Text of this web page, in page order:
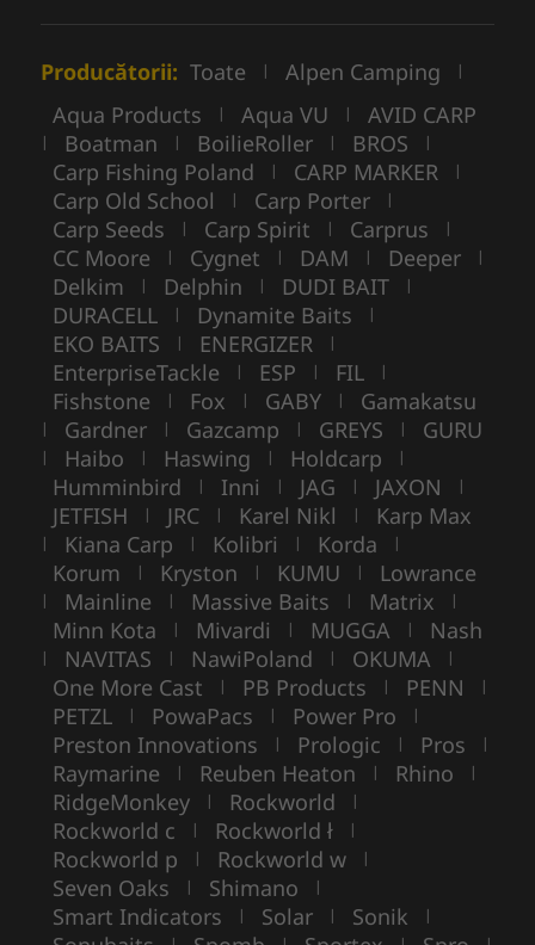
Producătorii: Toate | Alpen Camping |
Aqua Products | Aqua VU | AVID CARP
| Boatman | BoilieRoller | BROS |
Carp Fishing Poland | CARP MARKER |
Carp Old School | Carp Porter |
Carp Seeds | Carp Spirit | Carprus |
CC Moore | Cygnet | DAM | Deeper |
Delkim | Delphin | DUDI BAIT |
DURACELL | Dynamite Baits |
EKO BAITS | ENERGIZER |
EnterpriseTackle | ESP | FIL |
Fishstone | Fox | GABY | Gamakatsu
| Gardner | Gazcamp | GREYS | GURU
| Haibo | Haswing | Holdcarp |
Humminbird | Inni | JAG | JAXON |
JETFISH | JRC | Karel Nikl | Karp Max
| Kiana Carp | Kolibri | Korda |
Korum | Kryston | KUMU | Lowrance
| Mainline | Massive Baits | Matrix |
Minn Kota | Mivardi | MUGGA | Nash
| NAVITAS | NawiPoland | OKUMA |
One More Cast | PB Products | PENN |
PETZL | PowaPacs | Power Pro |
Preston Innovations | Prologic | Pros |
Raymarine | Reuben Heaton | Rhino |
RidgeMonkey | Rockworld |
Rockworld c | Rockworld ł |
Rockworld p | Rockworld w |
Seven Oaks | Shimano |
Smart Indicators | Solar | Sonik |